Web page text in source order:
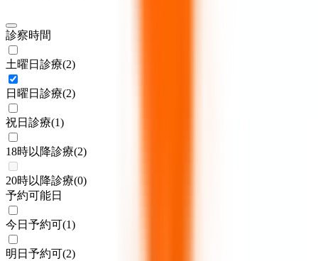
診察時間
土曜日診療(2)
日曜日診療(2)
祝日診療(1)
18時以降診療(2)
20時以降診療(0)
予約可能日
今日予約可(1)
明日予約可(2)